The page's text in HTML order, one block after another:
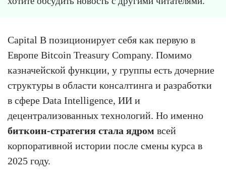
Capital B позиционирует себя как первую в
Европе Bitcoin Treasury Company. Помимо
казначейской функции, у группы есть дочерние
структуры в области консалтинга и разработки
в сфере Data Intelligence, ИИ и
децентрализованных технологий. Но именно
биткоин-стратегия стала ядром всей
корпоративной истории после смены курса в
2025 году.